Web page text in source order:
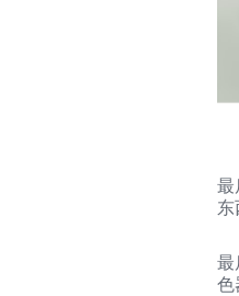
最
东
最
色